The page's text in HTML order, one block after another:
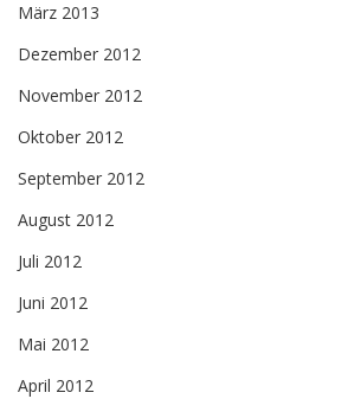
März 2013
Dezember 2012
November 2012
Oktober 2012
September 2012
August 2012
Juli 2012
Juni 2012
Mai 2012
April 2012